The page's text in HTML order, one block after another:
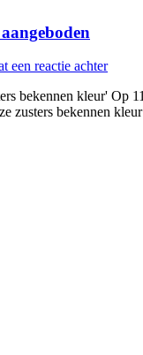
een reactie achter
bekennen kleur' Op
zusters bekennen